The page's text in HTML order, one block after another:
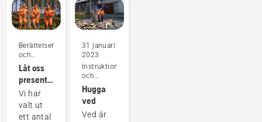
Berättelser
och
inspiration
Låt oss
presentera
Husqvarnas
H-Team
– våra
Vi har
valt ut
ett antal
31 januari
2023
Instruktioner
och
guider
Hugga
ved
Ved är